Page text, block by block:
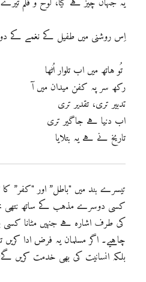
اِس روشنی میں طفیل کے نغمے کے
تُو ہاتھ میں اب تلوار اُٹھا
رکھ سر پہ کفن میدان میں آ
تدبیر تری، تقدیر تری
اب دنیا ہے جاگیر تری
تاریخ نے ہے یہ بتلایا
تیسرے بند میں "باطل” اور "کفر” کا
کسی دوسرے مذہب کے ساتھ نتھی
کی طرف اشارہ ہے جنہیں مٹانا کسی
چاہیے۔ اگر مسلمان یہ فرض ادا
بلکہ انسانیت کی بھی خدمت کریں